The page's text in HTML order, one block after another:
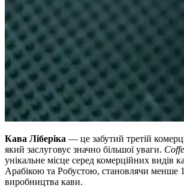
Кава Ліберіка — це забутий третій
який заслуговує значно більшої уваги.
унікальне місце серед комерційних видів
Арабікою та Робустою, становлячи менше
виробництва кави.